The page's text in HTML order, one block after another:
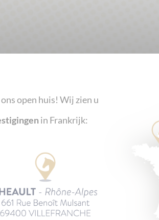
open huis! Wij zien u
in Frankrijk: